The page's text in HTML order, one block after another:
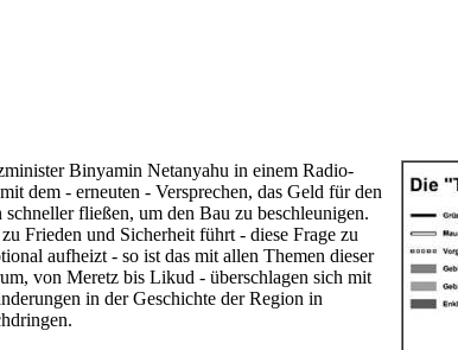
Binyamin Netanyahu in einem Radio-
dem - erneuten - Versprechen, das Geld für den
fließen, um den Bau zu beschleunigen.
Frieden und Sicherheit führt - diese Frage zu
aufheizt - so ist das mit allen Themen dieser
von Meretz bis Likud - überschlagen sich mit
in der Geschichte der Region in